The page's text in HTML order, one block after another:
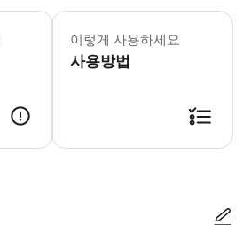
* 소요시간 : 120분 (옵션에 따라 소요
이렇게 사용하세요
사용방법